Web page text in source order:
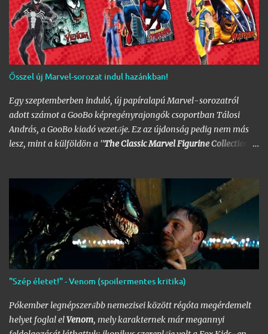
Ősszel új Marvel-sorozat indul hazánkban!
Egy szeptemberben induló, új papíralapú Marvel-sorozatról
adott számot a GooBo képregényrajongók csoportban Tálosi
András, a GooBo kiadó vezetője. Ez az újdonság pedig nem más
lesz, mint a külföldön a "The Classic Marvel Figurine Collection
"
életpályájáról, egy róla mintázott ólomfigurával együtt.
Hazánkban már volt hasonló kaliberű próbálkozás a DC
figurákkal, de az a kísérlet hamar kudarcba fulladt, és kaszálták
a sorozatot. A kiadó ezúttal is az Eaglemoss lesz, a megjelenésre
pedig már nem is kell olyan sokat várnunk, alig néhány hét
múlva már a polcunkon tudhatjuk az első darabot. Az eredeti
sorozat 200 számot élt meg, ami azért nem kevés figurát jelent;
lehet készíteni hozzá az üres polcokat, melyek átrendezése már
így is folyamatosan borsot tör a képregényrajongók orra alá,
hála a Nagy DC- ésMarvel-Képregénygyűjteményegyre
nagyobb helyet igénylő …
"Szép életet!" - Venom (spoilermentes kritika)
Pókember legnépszerűbb nemezisei között régóta megérdemelt
helyet foglal elVenom, mely karakternek már megannyi